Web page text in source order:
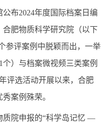
公布2024年度国际档案日编
肥物质科学研究院（以下
参评案例中脱颖而出，一举
个）与档案微视频三类案例
评选活动开展以来，合肥
案例殊荣。
质院申报的“科学岛记忆 —